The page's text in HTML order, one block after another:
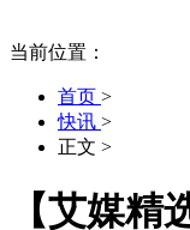
当前位置：
首页 >
快讯 >
正文 >
【艾媒